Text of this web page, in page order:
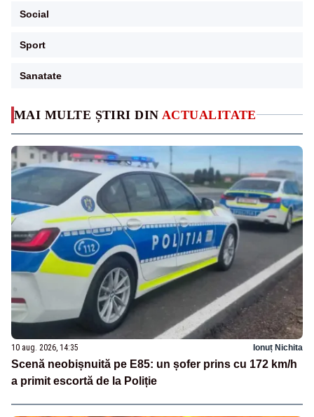
MAI MULTE ȘTIRI DIN ACTUALITATE
10 aug. 2026, 14:35 Ionuț Nichita
Scenă neobișnuită pe E85: un șofer prins cu 172 km/h
a primit escortă de la Poliție
Social
Sport
Sanatate